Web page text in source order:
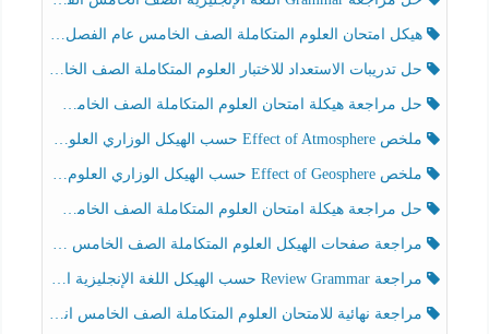
هيكل امتحان العلوم المتكاملة الصف الخامس عام الفصل الدراسي الثالث 2025-2026
حل تدريبات الاستعداد للاختبار العلوم المتكاملة الصف الخامس عام الفصل الثالث
حل مراجعة هيكلة امتحان العلوم المتكاملة الصف الخامس انسبير الفصل الثالث
ملخص Effect of Atmosphere حسب الهيكل الوزاري العلوم المتكاملة الصف الخامس انسبير الفصل الثالث
ملخص Effect of Geosphere حسب الهيكل الوزاري العلوم المتكاملة الصف الخامس انسبير الفصل الثالث
حل مراجعة هيكلة امتحان العلوم المتكاملة الصف الخامس عام الفصل الثالث
مراجعة صفحات الهيكل العلوم المتكاملة الصف الخامس انسبير الفصل الثالث
مراجعة Review Grammar حسب الهيكل اللغة الإنجليزية الصف الخامس الفصل الثالث
مراجعة نهائية للامتحان العلوم المتكاملة الصف الخامس انسبير الفصل الثالث